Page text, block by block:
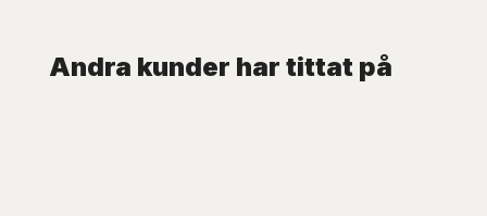
Andra kunder har tittat på